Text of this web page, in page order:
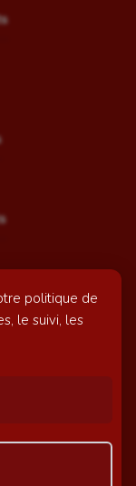
politique de
le suivi, les
par